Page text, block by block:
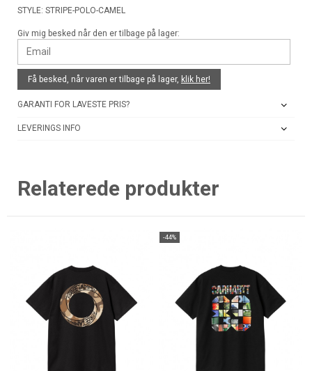
STYLE: STRIPE-POLO-CAMEL
Giv mig besked når den er tilbage på lager:
Få besked, når varen er tilbage på lager, klik her!
GARANTI FOR LAVESTE PRIS?
LEVERINGS INFO
Relaterede produkter
-44%